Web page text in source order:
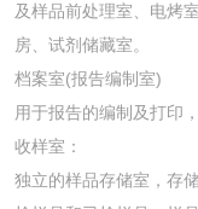
及样品前处理室、电烤
房、试剂储藏室。
档案室(报告编制室)
用于报告的编制及打印
收样室：
独立的样品存储室，存